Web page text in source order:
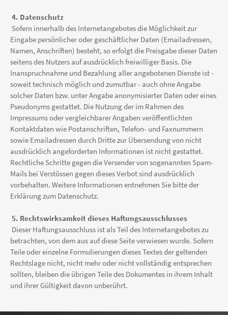
4. Datenschutz
Sofern innerhalb des Internetangebotes die Möglichkeit zur
Eingabe persönlicher oder geschäftlicher Daten (Emailadressen,
Namen, Anschriften) besteht, so erfolgt die Preisgabe dieser Daten
seitens des Nutzers auf ausdrücklich freiwilliger Basis. Die
Inanspruchnahme und Bezahlung aller angebotenen Dienste ist -
soweit technisch möglich und zumutbar - auch ohne Angabe
solcher Daten bzw. unter Angabe anonymisierter Daten oder eines
Pseudonyms gestattet. Die Nutzung der im Rahmen des
Impressums oder vergleichbarer Angaben veröffentlichten
Kontaktdaten wie Postanschriften, Telefon- und Faxnummern
sowie Emailadressen durch Dritte zur Übersendung von nicht
ausdrücklich angeforderten Informationen ist nicht gestattet.
Rechtliche Schritte gegen die Versender von sogenannten Spam-
Mails bei Verstössen gegen dieses Verbot sind ausdrücklich
vorbehalten. Weitere Informationen entnehmen Sie bitte der
Erklärung zum Datenschutz.
5. Rechtswirksamkeit dieses Haftungsausschlusses
Dieser Haftungsausschluss ist als Teil des Internetangebotes zu
betrachten, von dem aus auf diese Seite verwiesen wurde. Sofern
Teile oder einzelne Formulierungen dieses Textes der geltenden
Rechtslage nicht, nicht mehr oder nicht vollständig entsprechen
sollten, bleiben die übrigen Teile des Dokumentes in ihrem Inhalt
und ihrer Gültigkeit davon unberührt.